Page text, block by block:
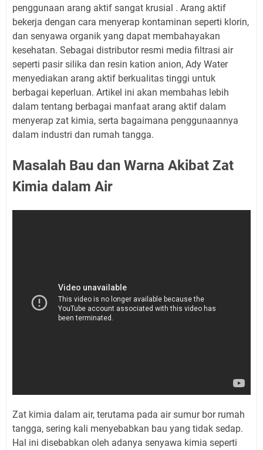
penggunaan arang aktif sangat krusial . Arang aktif
bekerja dengan cara menyerap kontaminan seperti klorin,
dan senyawa organik yang dapat membahayakan
kesehatan. Sebagai distributor resmi media filtrasi air
seperti pasir silika dan resin kation anion, Ady Water
menyediakan arang aktif berkualitas tinggi untuk
berbagai keperluan. Artikel ini akan membahas lebih
dalam tentang berbagai manfaat arang aktif dalam
menyerap zat kimia, serta bagaimana penggunaannya
dalam industri dan rumah tangga.
Masalah Bau dan Warna Akibat Zat
Kimia dalam Air
Zat kimia dalam air, terutama pada air sumur bor rumah
tangga, sering kali menyebabkan bau yang tidak sedap.
Hal ini disebabkan oleh adanya senyawa kimia seperti